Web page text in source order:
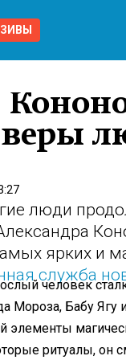
люди
ярких и
служба
человек
Мороза, Бабу Ягу
элементы
ритуалы, он